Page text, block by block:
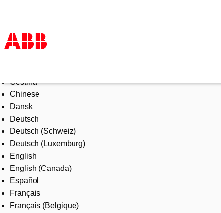
Products & Solutions
Industries
Services
About us
Where to buy
Contact us
Careers
Čeština
Chinese
Dansk
Deutsch
Deutsch (Schweiz)
Deutsch (Luxemburg)
English
English (Canada)
Español
Français
Français (Belgique)